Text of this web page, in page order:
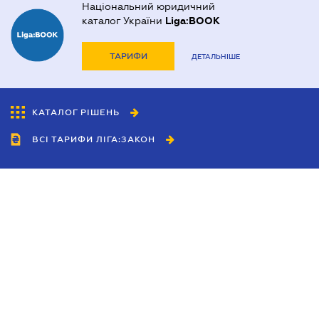
Національний юридичний
каталог України Liga:BOOK
ТАРИФИ ДЕТАЛЬНІШЕ
КАТАЛОГ РІШЕНЬ
ВСІ ТАРИФИ ЛІГА:ЗАКОН